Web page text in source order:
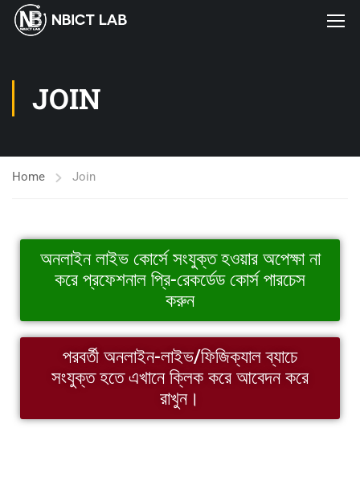
JOIN
Home Join
অনলাইন লাইভ কোর্সে সংযুক্ত হওয়ার অপেক্ষা না
করে প্রফেশনাল প্রি-রেকর্ডেড কোর্স পারচেস
করুন
পরবর্তী অনলাইন-লাইভ/ফিজিক্যাল ব্যাচে
সংযুক্ত হতে এখানে ক্লিক করে আবেদন করে
রাখুন।